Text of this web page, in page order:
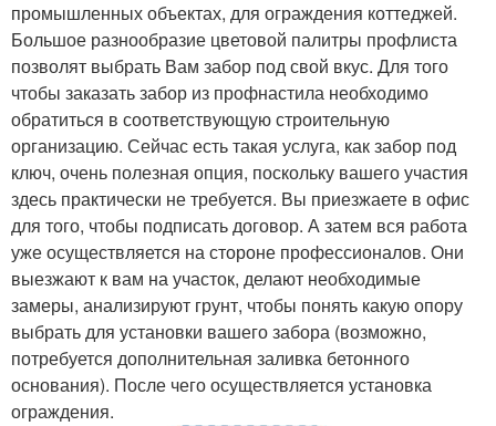
промышленных объектах, для ограждения коттеджей.
Большое разнообразие цветовой палитры профлиста
позволят выбрать Вам забор под свой вкус. Для того
чтобы заказать забор из профнастила необходимо
обратиться в соответствующую строительную
организацию. Сейчас есть такая услуга, как забор под
ключ, очень полезная опция, поскольку вашего участия
здесь практически не требуется. Вы приезжаете в офис
для того, чтобы подписать договор. А затем вся работа
уже осуществляется на стороне профессионалов. Они
выезжают к вам на участок, делают необходимые
замеры, анализируют грунт, чтобы понять какую опору
выбрать для установки вашего забора (возможно,
потребуется дополнительная заливка бетонного
основания). После чего осуществляется установка
ограждения.